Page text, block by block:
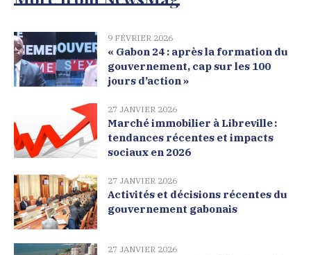
9 FÉVRIER 2026
« Gabon 24 : après la formation du
gouvernement, cap sur les 100
jours d’action »
27 JANVIER 2026
Marché immobilier à Libreville :
tendances récentes et impacts
sociaux en 2026
27 JANVIER 2026
Activités et décisions récentes du
gouvernement gabonais
27 JANVIER 2026